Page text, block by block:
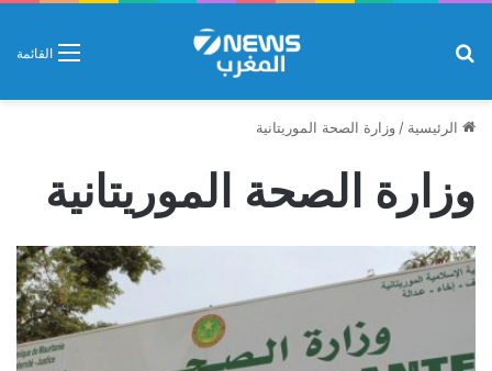
القائمة
الرئيسية / وزارة الصحة الموريتانية
وزارة الصحة الموريتانية